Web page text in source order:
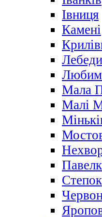
Івниця
Камені
Мала
Малі
Степок